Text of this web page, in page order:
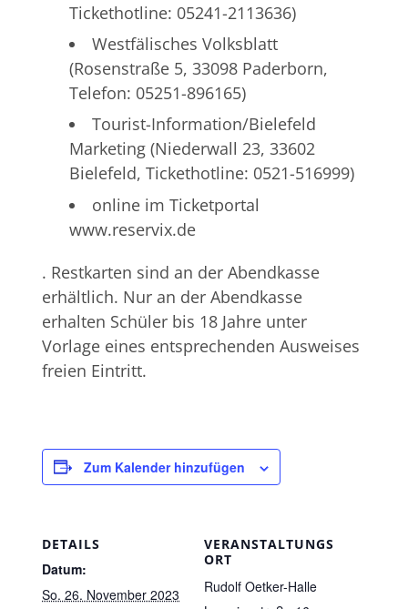
Tickethotline: 05241-2113636)
Westfälisches Volksblatt
(Rosenstraße 5, 33098 Paderborn,
Telefon: 05251-896165)
Tourist-Information/Bielefeld
Marketing (Niederwall 23, 33602
Bielefeld, Tickethotline: 0521-516999)
online im Ticketportal
www.reservix.de
. Restkarten sind an der Abendkasse
erhältlich. Nur an der Abendkasse
erhalten Schüler bis 18 Jahre unter
Vorlage eines entsprechenden Ausweises
freien Eintritt.
Zum Kalender hinzufügen
DETAILS
Datum:
So. 26. November 2023
VERANSTALTUNGS
ORT
Rudolf Oetker-Halle